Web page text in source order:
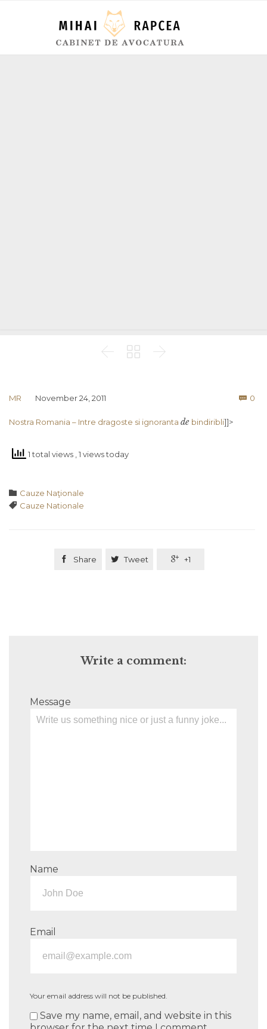
  
MR November 24, 2011  0
Nostra Romania – Intre dragoste si ignoranta de bindiribli]]>
1 total views , 1 views today
 Category
Cauze Naţionale
 Tags
Cauze Nationale
 Share  Tweet  +1
Write a comment:
Message
Name
Email
Your email address will not be published.
Save my name, email, and website in this